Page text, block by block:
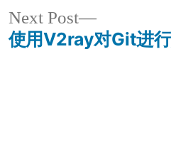
Next Post
Next
post:
使用V2ray对Git进